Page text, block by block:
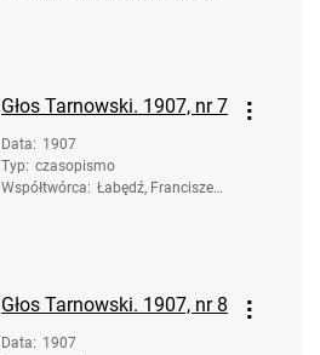
Głos Tarnowski. 1907, nr 7
Data: 1907
Typ: czasopismo
Współtwórca: Łabędź, Franciszek.
Głos Tarnowski. 1907, nr 8
Data: 1907